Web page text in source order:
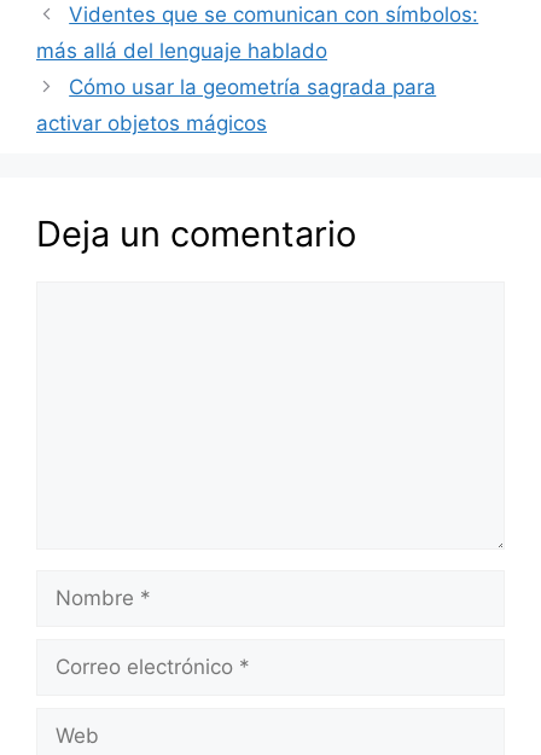
Videntes que se comunican con símbolos:
más allá del lenguaje hablado
Cómo usar la geometría sagrada para
activar objetos mágicos
Deja un comentario
electrónico